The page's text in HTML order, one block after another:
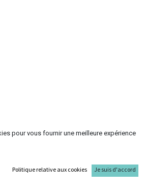
pour vous fournir une meilleure expérience
Politique relative aux cookies Je suis d'accord